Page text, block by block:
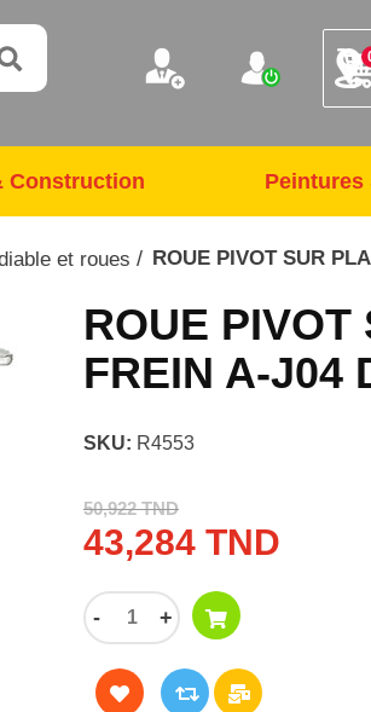
Construction Peintures
et roues / ROUE PIVOT SUR
ROUE PIVOT
FREIN A-J04
SKU: R4553
50,922 TND
43,284 TND
- +